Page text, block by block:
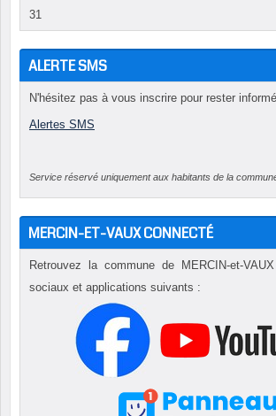
31
ALERTE SMS
N'hésitez pas à vous inscrire pour rester
Alertes SMS
Service réservé uniquement aux habitants de la
MERCIN-ET-VAUX CONNECTÉ
Retrouvez la commune de MERCIN-et-
sociaux et applications suivants :